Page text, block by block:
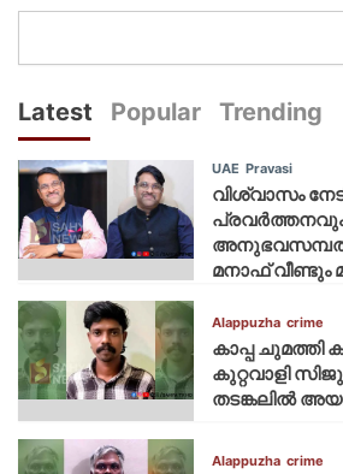
Latest Popular Trending
UAE Pravasi
വിശ്വാസം
മനാഫ് വീണ്ടും
Alappuzha crime
കാപ്പ ചുമത്തി
കുറ്റവാളി
തടങ്കലിൽ
Alappuzha crime